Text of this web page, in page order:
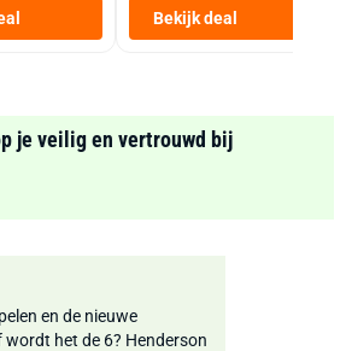
Bekijk deal
je veilig en vertrouwd bij
en de nieuwe
het de 6? Henderson